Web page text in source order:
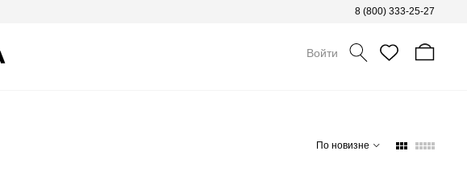
8 (800) 333-25-27
Войти
По новизне